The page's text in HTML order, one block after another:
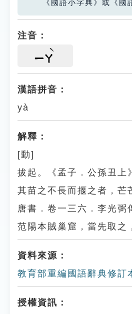
《國語小字典》或《國
注音：
ㄧㄚ
漢語拼音：
yà
解釋：
[動]
拔起。《孟子．公孫丑上
其苗之不長而揠之者，芒
唐書．卷一三六．李光弼
范陽本賊巢窟，當先取之
資料來源：
教育部重編國語辭典修訂
授權資訊：